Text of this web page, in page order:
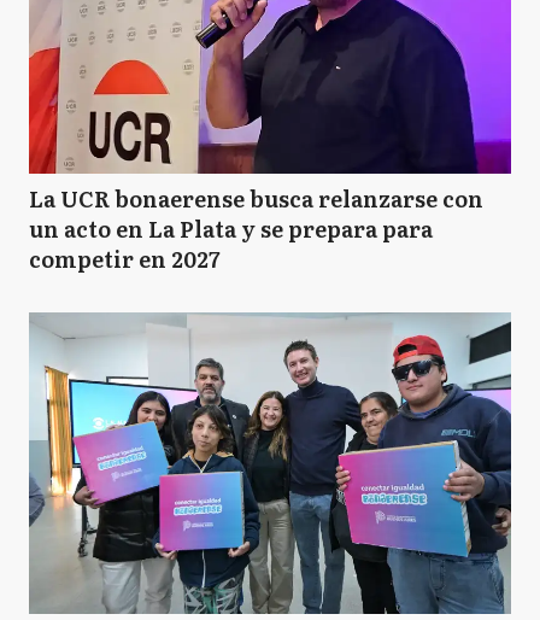
La UCR bonaerense busca relanzarse con
un acto en La Plata y se prepara para
competir en 2027